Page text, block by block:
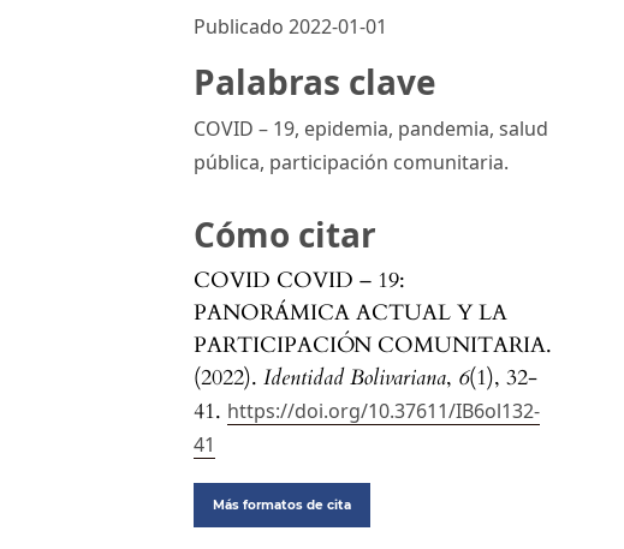
Publicado 2022-01-01
Palabras clave
COVID – 19, epidemia, pandemia, salud
pública, participación comunitaria.
Cómo citar
COVID COVID – 19:
PANORÁMICA ACTUAL Y LA
PARTICIPACIÓN COMUNITARIA.
(2022).Identidad Bolivariana, 6(1), 32-
41. https://doi.org/10.37611/IB6ol132-
41
Más formatos de cita